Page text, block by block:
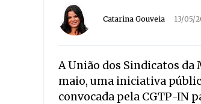
Catarina Gouveia 13/05/
A União dos Sindicatos da
maio, uma iniciativa
convocada pela CGTP-IN